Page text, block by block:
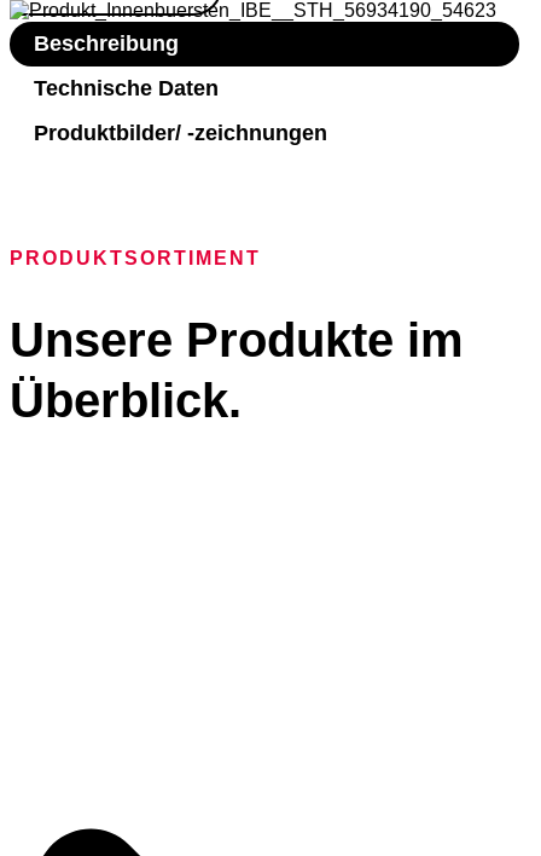
Beschreibung
Technische Daten
Produktbilder/ -zeichnungen
PRODUKTSORTIMENT
Unsere Produkte im
Überblick.